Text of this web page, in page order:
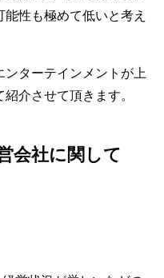
性も極めて低いと考え
ターテインメントが上
介させて頂きます。
会社に関して